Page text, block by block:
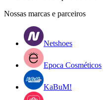
Nossas marcas e parceiros
Netshoes
Epoca Cosméticos
KaBuM!